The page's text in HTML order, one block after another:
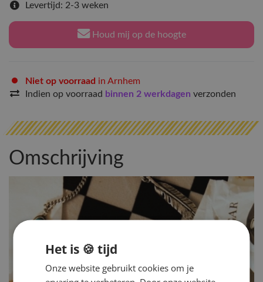
Levertijd: 2-3 weken
Houd mij op de hoogte
Niet op voorraad in Arnhem
Indien op voorraad binnen 2 werkdagen verzonden
Omschrijving
Het is 🍪 tijd
Onze website gebruikt cookies om je